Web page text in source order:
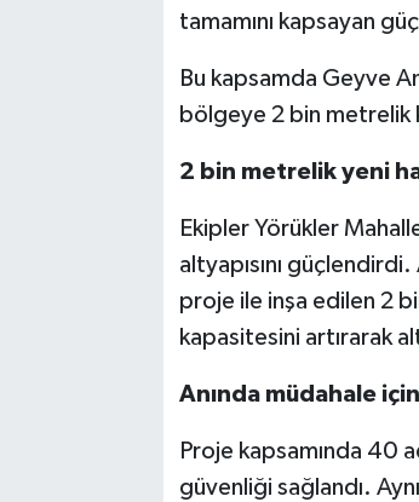
tamamını kapsayan
Bu kapsamda Geyve
bölgeye 2 bin metrelik
2 bin metrelik yeni
Ekipler Yörükler
altyapısını
proje ile inşa edilen 2
kapasitesini artırarak
Anında müdahale
Proje kapsamında 40
güvenliği sağlandı.